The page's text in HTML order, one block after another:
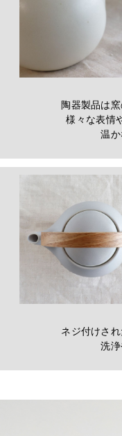
陶器製品は
様々な表情
温
ネジ付けさ
洗